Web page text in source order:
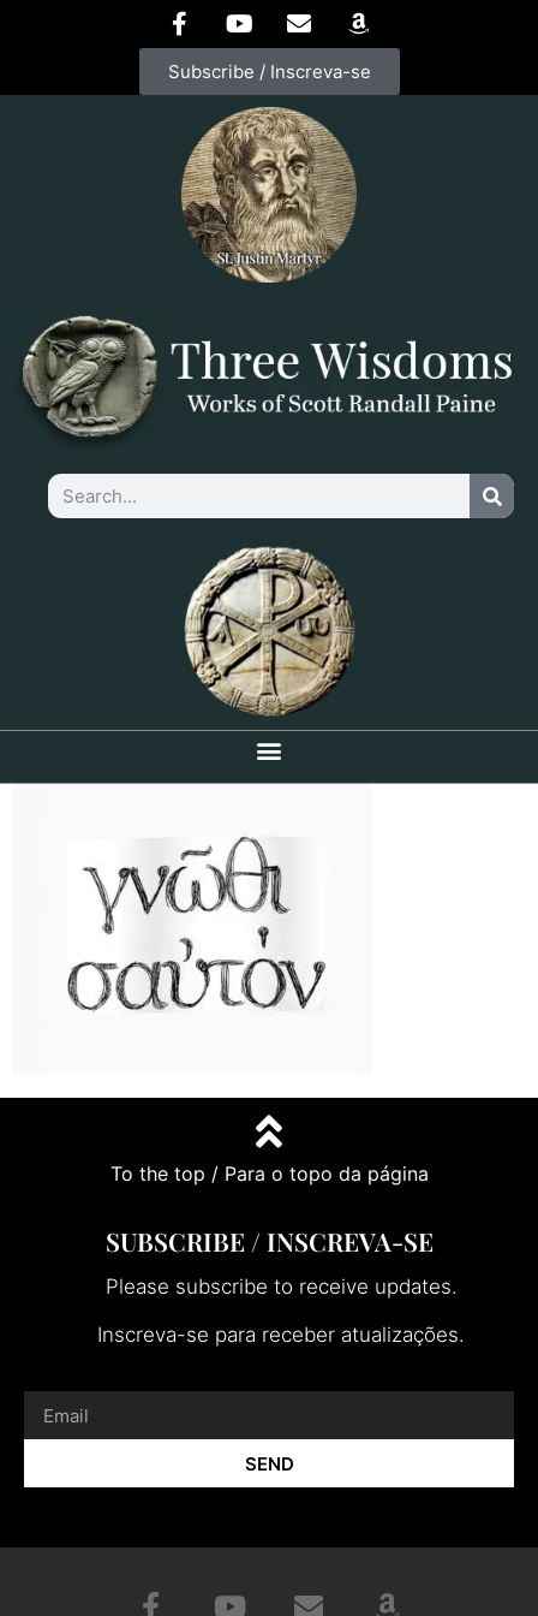
Subscribe / Inscreva-se
To the top / Para o topo da página
SUBSCRIBE / INSCREVA-SE
Please subscribe to receive updates.
Inscreva-se para receber atualizações.
SEND